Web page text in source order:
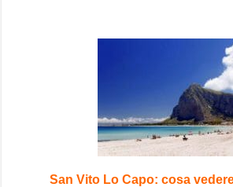
San Vito Lo Capo: cosa